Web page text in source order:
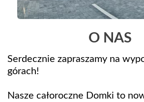
O NAS
Serdecznie zapraszamy na
górach!
Nasze całoroczne Domki to